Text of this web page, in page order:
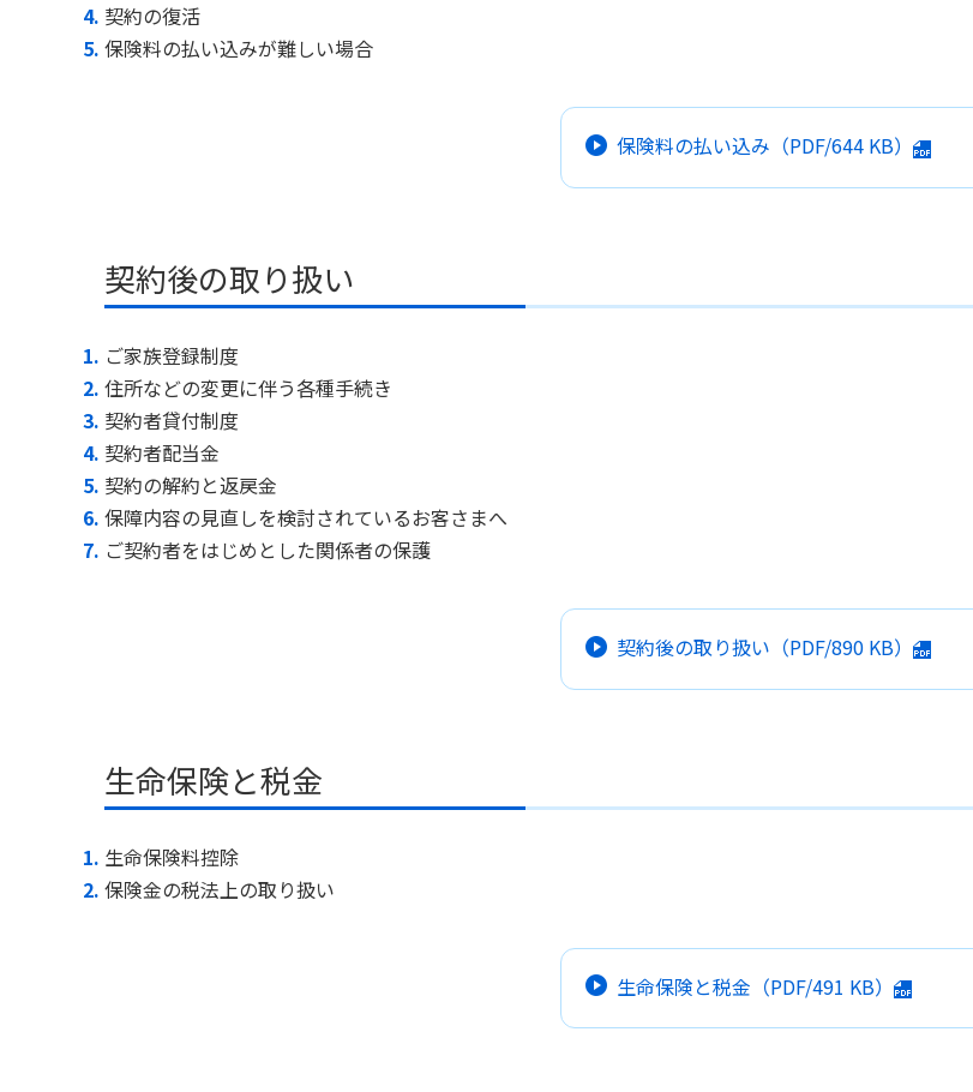
契約の復活
保険料の払い込みが難しい場合
保険料の払い込み （PDF/644 KB）
契約後の取り扱い
ご家族登録制度
住所などの変更に伴う各種手続き
契約者貸付制度
契約者配当金
契約の解約と返戻金
保障内容の見直しを検討されているお客さまへ
ご契約者をはじめとした関係者の保護
契約後の取り扱い （PDF/890 KB）
生命保険と税金
生命保険料控除
保険金の税法上の取り扱い
生命保険と税金 （PDF/491 KB）